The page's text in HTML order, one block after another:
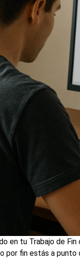
en tu Trabajo de
por fin estás a